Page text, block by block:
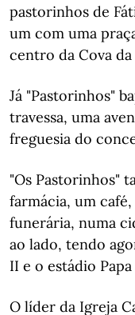
pastorinhos de
um com uma
centro da Cova
Já "Pastorinhos"
travessa, uma
freguesia do
"Os Pastorinhos"
farmácia, um
funerária, numa
ao lado, tendo
II e o estádio
O líder da Igreja